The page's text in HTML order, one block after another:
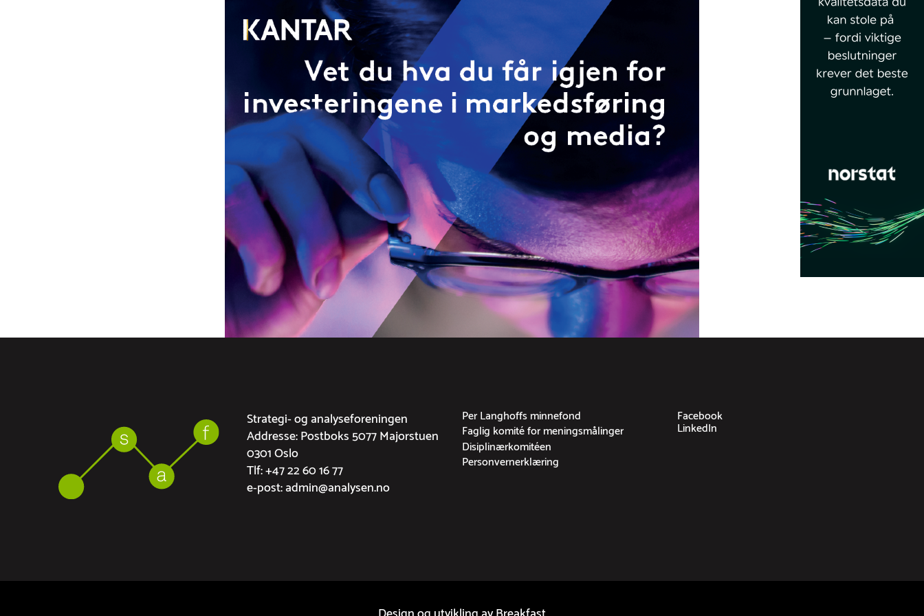
Strategi- og analyseforeningen
Addresse: Postboks 5077 Majorstuen
0301 Oslo
Tlf: +47 22 60 16 77
e-post: admin@analysen.no
Per Langhoffs minnefond
Faglig komité for meningsmålinger
Disiplinærkomitéen
Personvernerklæring
Facebook
LinkedIn
Design og utvikling avBreakfast